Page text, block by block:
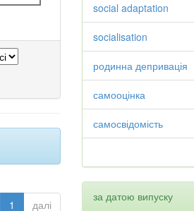
1 далі
social adaptation
socialisation
родинна депривація
самооцінка
самосвідомість
за датою випуску